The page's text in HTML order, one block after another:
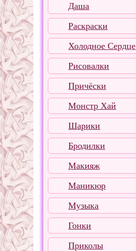
Даша
Раскраски
Холодное Сердце
Рисовалки
Причёски
Монстр Хай
Шарики
Бродилки
Макияж
Маникюр
Музыка
Гонки
Приколы